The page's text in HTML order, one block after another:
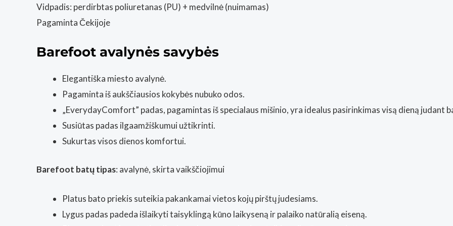
Vidpadis: perdirbtas poliuretanas (PU) + medvilnė (nuimamas)
Pagaminta Čekijoje
Barefoot avalynės savybės
Elegantiška miesto avalynė.
Pagaminta iš aukščiausios kokybės nubuko odos.
„EverydayComfort” padas, pagamintas iš specialaus mišinio, yra idealus pasirinkimas visą dieną judant
Susiūtas padas ilgaamžiškumui užtikrinti.
Sukurtas visos dienos komfortui.
Barefoot batų tipas: avalynė, skirta vaikščiojimui
Platus bato priekis suteikia pakankamai vietos kojų pirštų judesiams.
Lygus padas padeda išlaikyti taisyklingą kūno laikyseną ir palaiko natūralią eiseną.